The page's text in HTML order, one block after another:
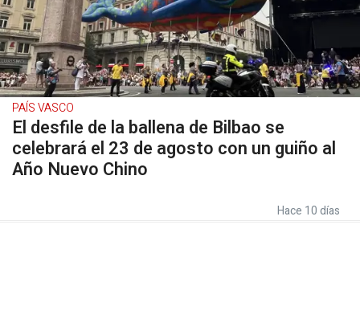
PAÍS VASCO
El desfile de la ballena de Bilbao se
celebrará el 23 de agosto con un guiño al
Año Nuevo Chino
Hace 10 días